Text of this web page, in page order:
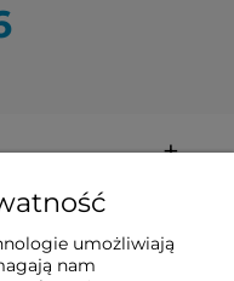
umożliwiają
nam